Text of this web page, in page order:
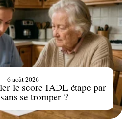
le score IADL étape par
se tromper ?
6 août 2026